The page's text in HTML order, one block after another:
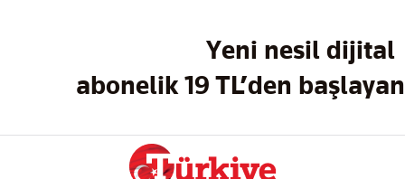
Yeni nesil dijital
abonelik 19 TL’den
İsrail-Gazze
Yemek
Aktüel
Sinema
Kitap